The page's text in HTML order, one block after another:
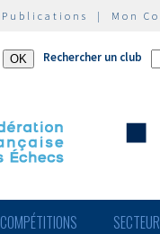
Publications | Mon
Rechercher un club
COMPÉTITIONS